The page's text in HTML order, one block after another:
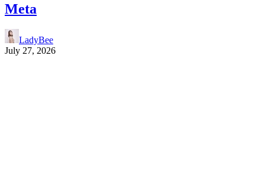
Meta
LadyBee
July 27, 2026